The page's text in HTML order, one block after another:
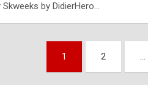
by DidierHero…
1 2 …